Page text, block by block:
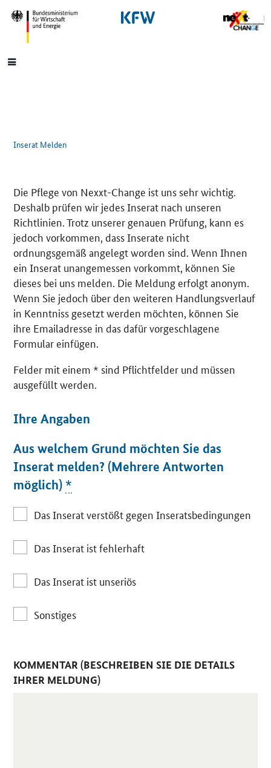
SrOnlyNavigation
Hauptmenü
Inserat Melden
Die Pflege von Nexxt-Change ist uns sehr wichtig.
Deshalb prüfen wir jedes Inserat nach unseren
Richtlinien. Trotz unserer genauen Prüfung, kann es
jedoch vorkommen, dass Inserate nicht
ordnungsgemäß angelegt worden sind. Wenn Ihnen
ein Inserat unangemessen vorkommt, können Sie
dieses bei uns melden. Die Meldung erfolgt anonym.
Wenn Sie jedoch über den weiteren Handlungsverlauf
in Kenntniss gesetzt werden möchten, können Sie
ihre Emailadresse in das dafür vorgeschlagene
Formular einfügen.
Felder mit einem * sind Pflichtfelder und müssen
ausgefüllt werden.
Ihre Angaben
Aus welchem Grund möchten Sie das
Inserat melden? (Mehrere Antworten
möglich) *
Das Inserat verstößt gegen Inseratsbedingungen
Das Inserat ist fehlerhaft
Das Inserat ist unseriös
Sonstiges
KOMMENTAR (BESCHREIBEN SIE DIE DETAILS
IHRER MELDUNG)